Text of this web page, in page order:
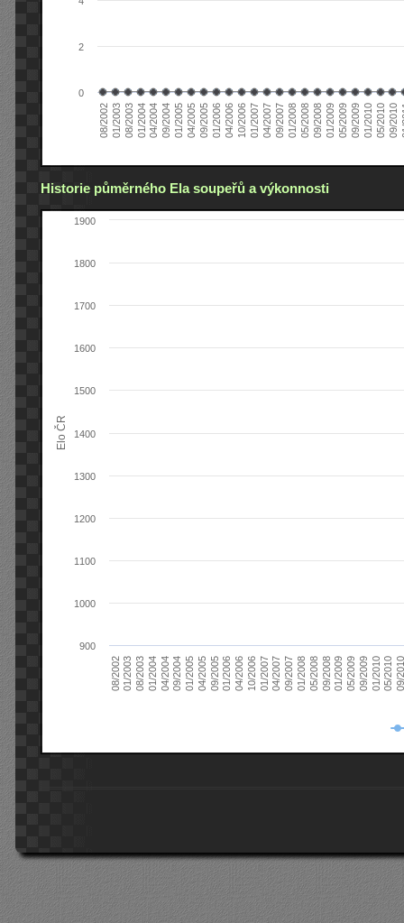
08/200201/200308/200301/200404/200409/200401/200504/200509/200501/200604/200610/200601/200704/200709/200701/200805/200809/200801/200905/200909/200901/201005/201009/2010
0
2
Historie půměrného Ela soupeřů a výkonnosti
Elo ČR
08/200201/200308/200301/200404/200409/200401/200504/200509/200501/200604/200610/200601/200704/200709/200701/200805/200809/200801/200905/200909/200901/201005/201009/
900
1000
1100
1200
1300
1400
1500
1600
1700
1800
1900